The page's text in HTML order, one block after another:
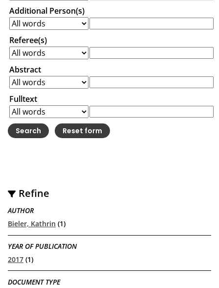
Additional Person(s)
Referee(s)
Abstract
Fulltext
Refine
AUTHOR
Bieler, Kathrin (1)
YEAR OF PUBLICATION
2017 (1)
DOCUMENT TYPE